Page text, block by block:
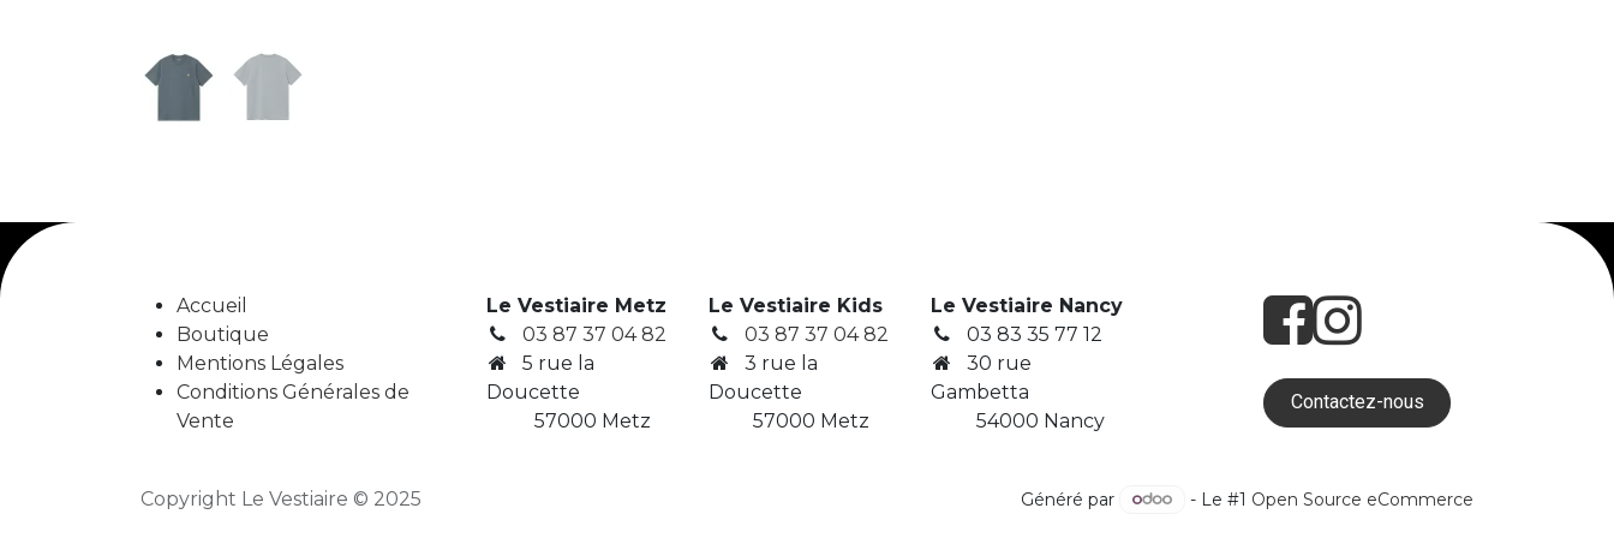
Accueil
Boutique
Mentions Légales
Conditions Générales de
Vente
Le Vestiaire Metz
03 87 37 04 82
5 rue la
Doucette
57000 Metz
Le Vestiaire Kids
03 87 37 04 82
3 rue la
Doucette
​ 57000 Metz
Le Vestiaire Nancy
03 83 35 77 12
30 rue
Gambetta
​ 54000 Nancy
Contactez-nous
Copyright Le Vestiaire © 2025 Généré par - Le #1 Open Source eCommerce